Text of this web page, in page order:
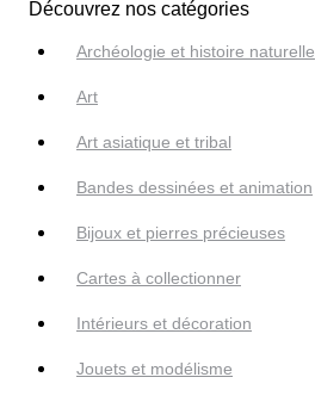
Découvrez nos catégories
Archéologie et histoire naturelle
Art
Art asiatique et tribal
Bandes dessinées et animation
Bijoux et pierres précieuses
Cartes à collectionner
Intérieurs et décoration
Jouets et modélisme